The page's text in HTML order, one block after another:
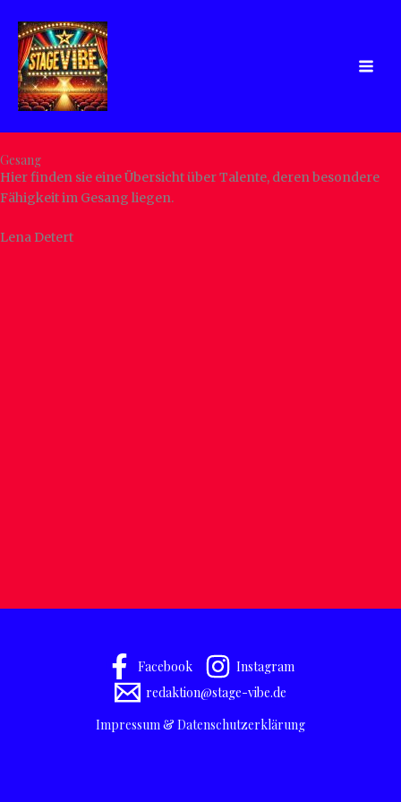
Inhalt
springen
Gesang
Hier finden sie eine Übersicht über Talente, deren besondere
Fähigkeit im Gesang liegen.
Lena Detert
Facebook
Instagram
redaktion@stage-vibe.de
Impressum & Datenschutzerklärung